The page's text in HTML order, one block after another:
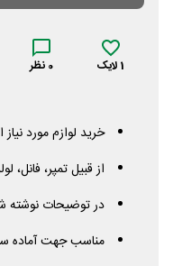
1لایک 0 نظر
خرید لوازم مورد نیاز
از قبیل تمپر، فانل،
در توضیحات نوشته
مناسب جهت آماده